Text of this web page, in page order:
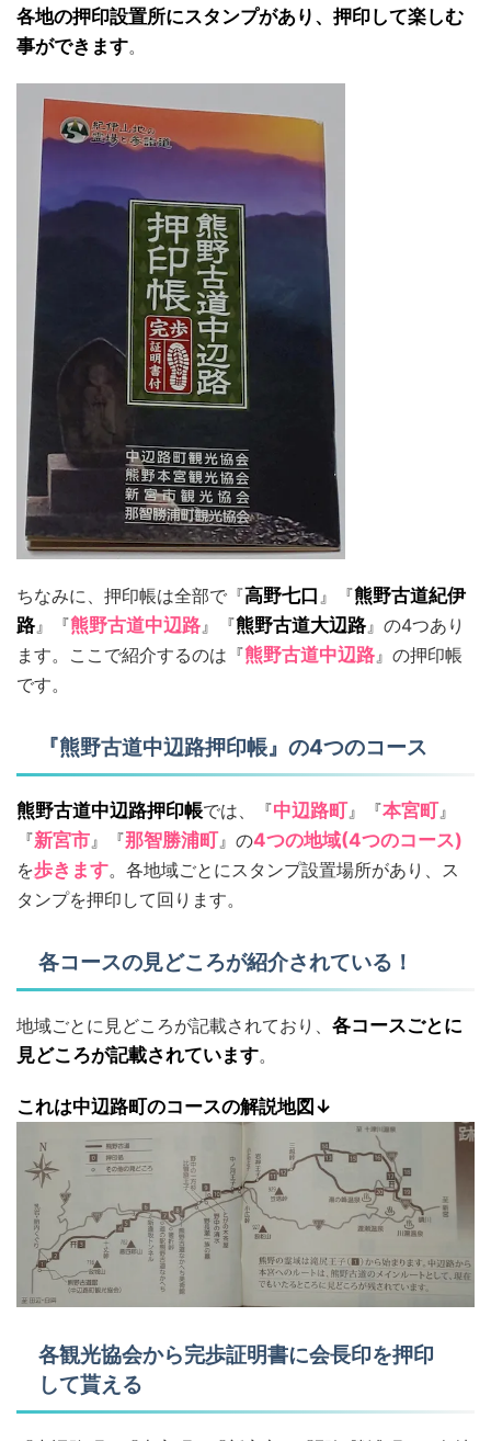
各地の押印設置所にスタンプがあり、押印して楽しむ
事ができます。
ちなみに、押印帳は全部で『高野七口 』『熊野古道紀伊
路 』『熊野古道中辺路 』『熊野古道大辺路 』の4つあり
ます。ここで紹介するのは『熊野古道中辺路 』の押印帳
です。
『熊野古道中辺路押印帳』の4つのコース
熊野古道中辺路押印帳では、『中辺路町』『本宮町』
『新宮市 』『那智勝浦町』の4つの地域(4つのコース)
を歩きます。各地域ごとにスタンプ設置場所があり、ス
タンプを押印して回ります。
各コースの見どころが紹介されている！
地域ごとに見どころが記載されており、 各コースごとに
見どころが記載されています。
これは中辺路町のコースの解説地図↓
各観光協会から完歩証明書に会長印を押印
して貰える